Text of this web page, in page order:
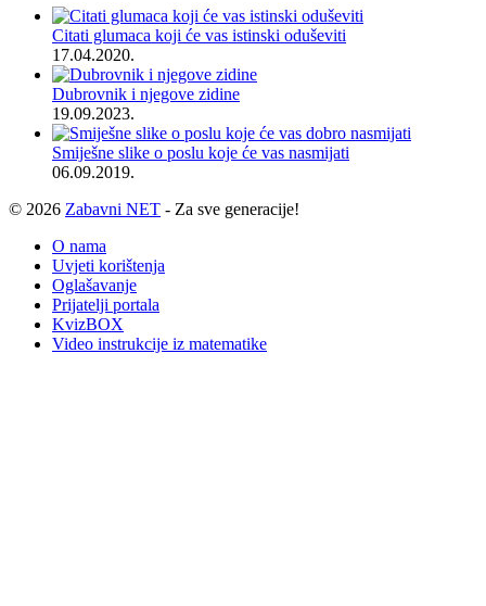
Citati glumaca koji će vas istinski oduševiti
17.04.2020.
Dubrovnik i njegove zidine
19.09.2023.
Smiješne slike o poslu koje će vas nasmijati
06.09.2019.
© 2026 Zabavni NET - Za sve generacije!
O nama
Uvjeti korištenja
Oglašavanje
Prijatelji portala
KvizBOX
Video instrukcije iz matematike